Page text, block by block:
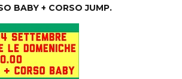
BABY + CORSO JUMP.